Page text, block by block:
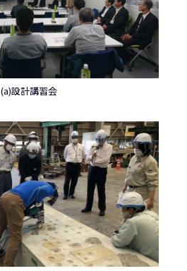
(a)設計講習会